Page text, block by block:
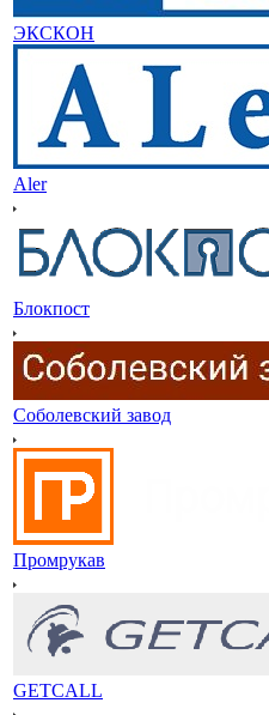
ЭКСКОН
Aler
Блокпост
Соболевский завод
Промрукав
GETCALL